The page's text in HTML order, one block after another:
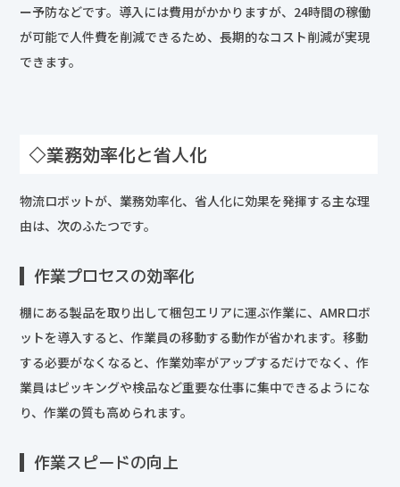
ー予防などです。導入には費用がかかりますが、24時間の稼働
が可能で人件費を削減できるため、長期的なコスト削減が実現
できます。
◇業務効率化と省人化
物流ロボットが、業務効率化、省人化に効果を発揮する主な理
由は、次のふたつです。
作業プロセスの効率化
棚にある製品を取り出して梱包エリアに運ぶ作業に、AMRロボ
ットを導入すると、作業員の移動する動作が省かれます。移動
する必要がなくなると、作業効率がアップするだけでなく、作
業員はピッキングや検品など重要な仕事に集中できるようにな
り、作業の質も高められます。
作業スピードの向上